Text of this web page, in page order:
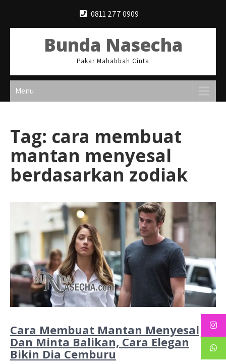
0811 277 0909
Bunda Nasecha
Pakar Mahabbah Cinta
Menu
Tag: cara membuat
mantan menyesal
berdasarkan zodiak
Cara Membuat Mantan Menyesal
Dan Minta Balikan, Cara Elegan
Bikin Dia Cemburu